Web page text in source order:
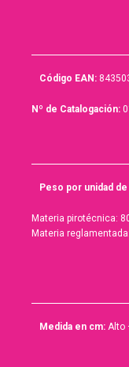
Código EAN:
Nº de Catalogación:
Peso por unidad
Materia pirotécnica:
Materia
Medida en cm: Alto